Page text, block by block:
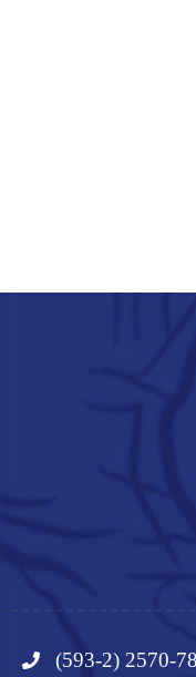
(593-2) 2570-